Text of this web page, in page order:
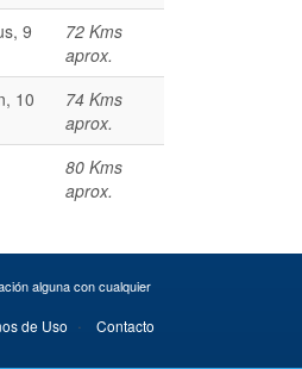
9
72 Kms
aprox.
10
74 Kms
aprox.
80 Kms
aprox.
alguna con cualquier
de Uso · Contacto